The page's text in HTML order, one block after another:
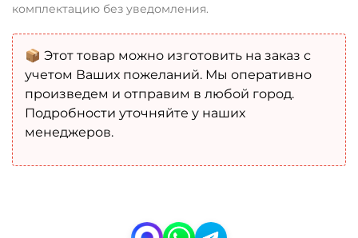
комплектацию без уведомления.
📦 Этот товар можно изготовить на заказ с
учетом Ваших пожеланий. Мы оперативно
произведем и отправим в любой город.
Подробности уточняйте у наших
менеджеров.